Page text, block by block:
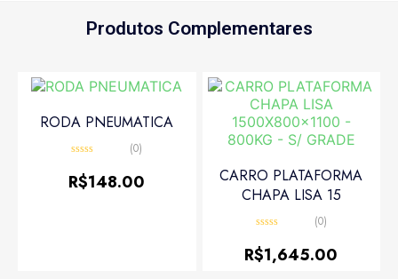
Produtos Complementares
RODA PNEUMATICA
0
de
(0)
R$148.00
CARRO PLATAFORMA
CHAPA LISA 15
0
de
(0)
R$1,645.00